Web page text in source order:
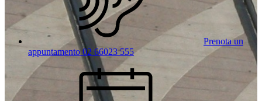
Prenota un
appuntamento 02 66023 555